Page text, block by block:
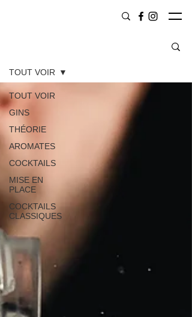
TOUT VOIR
GINS
THÉORIE
AROMATES
COCKTAILS
MISE EN
PLACE
COCKTAILS
CLASSIQUES
TOUT VOIR